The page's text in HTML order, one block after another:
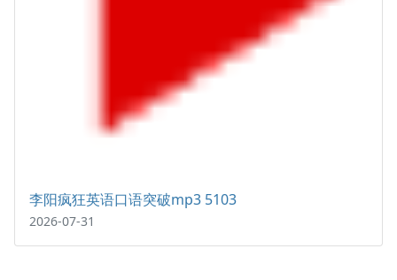
李阳疯狂英语口语突破mp3 5103
2026-07-31